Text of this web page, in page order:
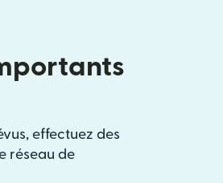
effectuez des
réseau de